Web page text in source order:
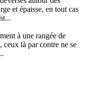
et épaisse, en tout cas
à une rangée de
ceux là par contre ne se